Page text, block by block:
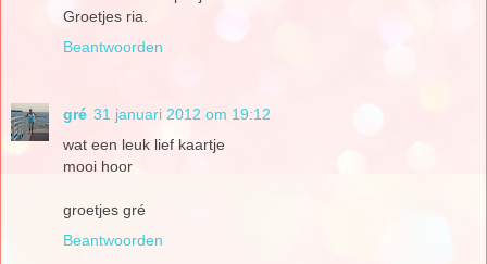
Groetjes ria.
Beantwoorden
gré 31 januari 2012 om 19:12
wat een leuk lief kaartje
mooi hoor
groetjes gré
Beantwoorden